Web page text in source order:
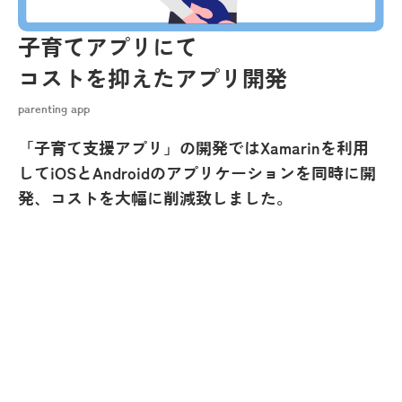
子育てアプリにて
コストを抑えたアプリ開発
parenting app
「子育て支援アプリ」の開発ではXamarinを利用
してiOSとAndroidのアプリケーションを同時に開
発、コストを大幅に削減致しました。